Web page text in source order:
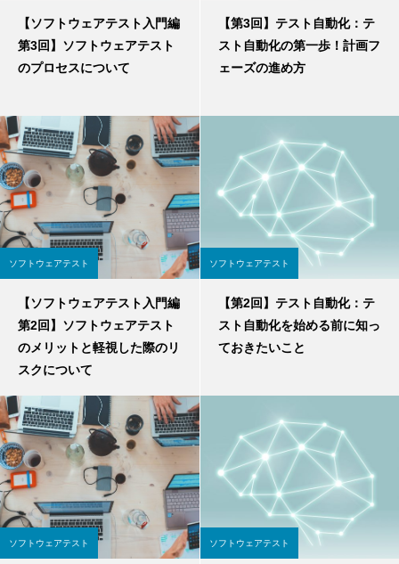
【ソフトウェアテスト入門編
第3回】ソフトウェアテスト
のプロセスについて
【第3回】テスト自動化：テ
スト自動化の第一歩！計画フ
ェーズの進め方
ソフトウェアテスト
【ソフトウェアテスト入門編
第2回】ソフトウェアテスト
のメリットと軽視した際のリ
スクについて
ソフトウェアテスト
【第2回】テスト自動化：テ
スト自動化を始める前に知っ
ておきたいこと
ソフトウェアテスト ソフトウェアテスト